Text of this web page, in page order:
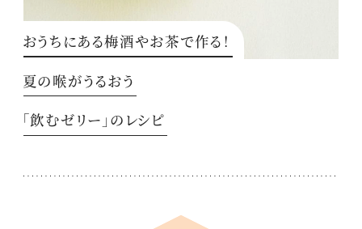
おうちにある梅酒やお茶で作る！
夏の喉がうるおう
「飲むゼリー」のレシピ